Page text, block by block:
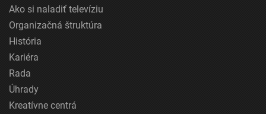
Ako si naladiť televíziu
Organizačná štruktúra
História
Kariéra
Rada
Úhrady
Kreatívne centrá